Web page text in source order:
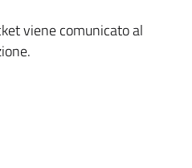
viene comunicato al